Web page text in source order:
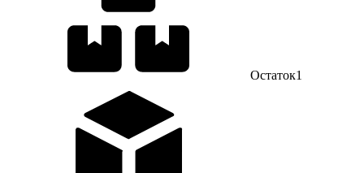
Остаток1